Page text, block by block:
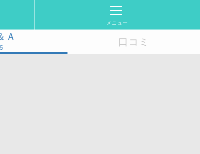
メニュー
Ａ
5 口コミ